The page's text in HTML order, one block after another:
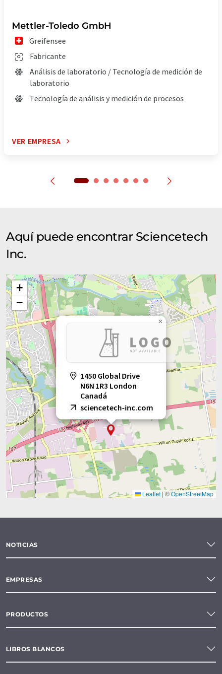
Mettler-Toledo GmbH
Greifensee
Fabricante
Análisis de laboratorio / Tecnología de medición de
laboratorio
Tecnología de análisis y medición de procesos
VER EMPRESA
Aquí puede encontrar Sciencetech
Inc.
1450 Global Drive
N6N 1R3 London
Canadá
sciencetech-inc.com
×
+
−
Leaflet |©OpenStreetMap
NOTICIAS
EMPRESAS
PRODUCTOS
LIBROS BLANCOS